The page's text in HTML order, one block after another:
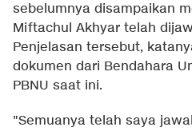
sebelumnya disampaikan
Miftachul Akhyar telah
Penjelasan tersebut,
dokumen dari Bendahara
PBNU saat ini.
"Semuanya telah saya